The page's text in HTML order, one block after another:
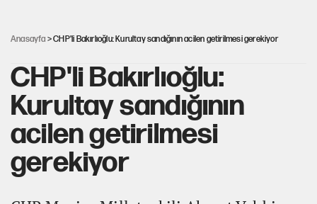
Anasayfa > CHP'li Bakırlıoğlu: Kurultay sandığının acilen getirilmesi gerekiyor
CHP'li Bakırlıoğlu:
Kurultay sandığının
acilen getirilmesi
gerekiyor